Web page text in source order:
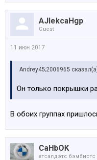
AJlekcaHgp
Guest
11 июн 2017
Andrey45;2006965
Он только покрышки
В обоих группах
CaHbOK
атсалдэтс бэмбистс